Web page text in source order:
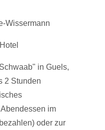
Wissermann
in Guels,
2 Stunden
im
oder zur